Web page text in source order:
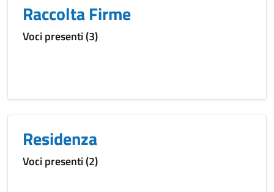
Raccolta Firme
Voci presenti (3)
Residenza
Voci presenti (2)